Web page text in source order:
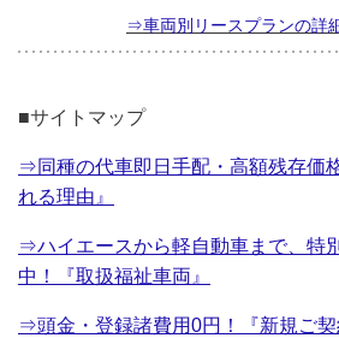
⇒車両別リースプランの詳
■サイトマップ
⇒同種の代車即日手配・高額残存価
れる理由』
⇒ハイエースから軽自動車まで、特
中！『取扱福祉車両』
⇒頭金・登録諸費用0円！『新規ご